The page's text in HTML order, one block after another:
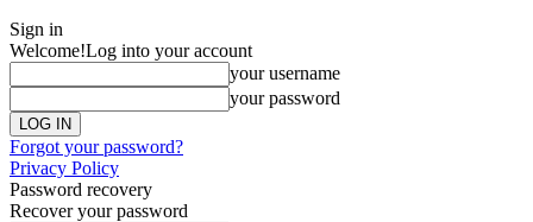
Sign in
Welcome!Log into your account
your username
your password
Forgot your password?
Privacy Policy
Password recovery
Recover your password